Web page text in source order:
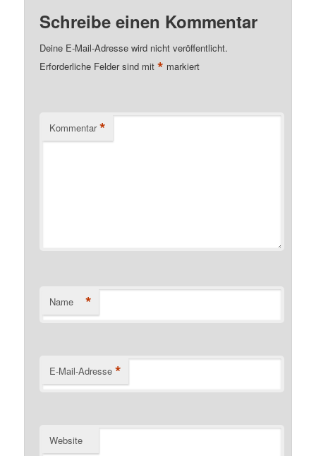
Schreibe einen Kommentar
Deine E-Mail-Adresse wird nicht veröffentlicht.
Erforderliche Felder sind mit* markiert
Kommentar *
Name *
E-Mail-Adresse *
Website